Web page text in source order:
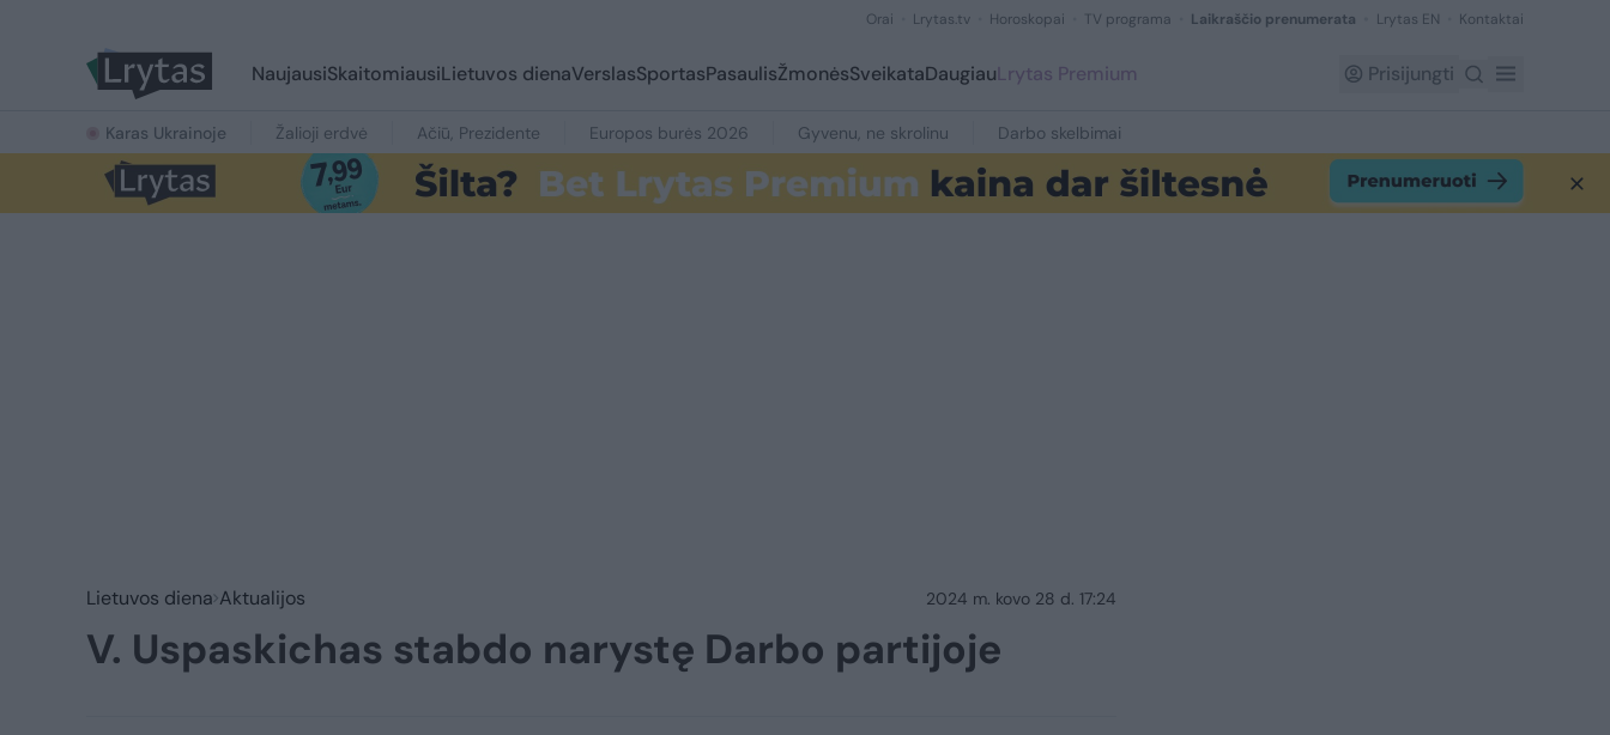
Orai Lrytas.tv Horoskopai TV programa Laikraščio prenumerata Lrytas EN Kontaktai
NaujausiSkaitomiausiLietuvos dienaVerslasSportasPasaulisŽmonėsSveikataDaugiauLrytas Premium Prisijungti
Karas Ukrainoje Žalioji erdvė Ačiū, Prezidente Europos burės 2026 Gyvenu, ne skrolinu Darbo skelbimai
Lietuvos diena Aktualijos 2024 m. kovo 28 d. 17:24
V. Uspaskichas stabdo narystę Darbo partijoje